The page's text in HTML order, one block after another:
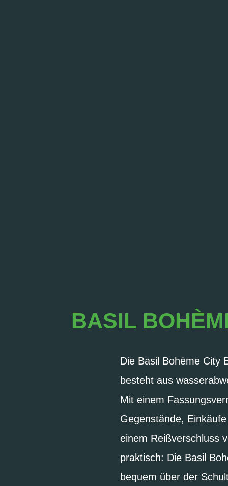
BASIL
Die Basil Bohème City
besteht aus
Mit einem
Gegenstände,
einem Reißverschluss
praktisch: Die Basil
bequem über der